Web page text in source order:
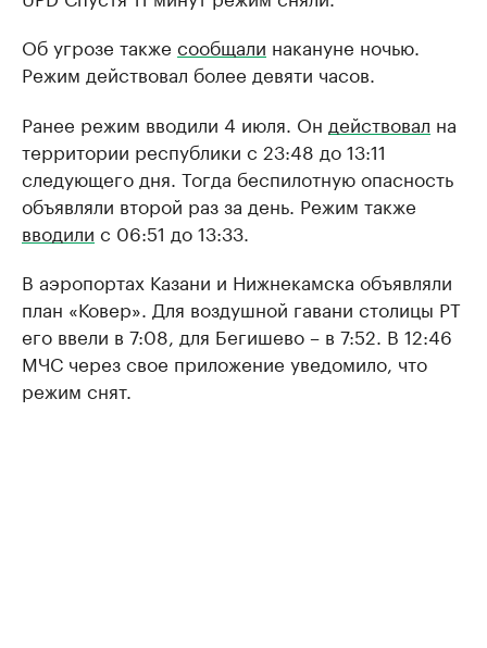
Об угрозе также сообщали накануне ночью.
Режим действовал более девяти часов.
Ранее режим вводили 4 июля. Он действовал на
территории республики с 23:48 до 13:11
следующего дня. Тогда беспилотную опасность
объявляли второй раз за день. Режим также
вводили с 06:51 до 13:33.
В аэропортах Казани и Нижнекамска объявляли
план «Ковер». Для воздушной гавани столицы РТ
его ввели в 7:08, для Бегишево – в 7:52. В 12:46
МЧС через свое приложение уведомило, что
режим снят.